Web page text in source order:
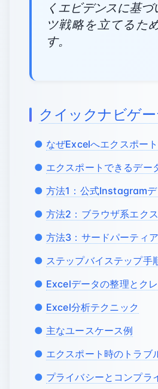
くエビデンスに基
ツ戦略を立てるた
す。
クイックナビゲ
なぜExcelへエクスポー
エクスポートできるデー
方法1：公式Instagram
方法2：ブラウザ系エク
方法3：サードパーティ
ステップバイステップ手
Excelデータの整理とク
Excel分析テクニック
主なユースケース例
エクスポート時のトラブ
プライバシーとコンプラ